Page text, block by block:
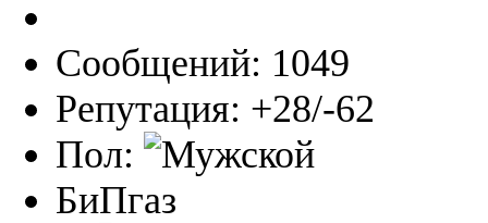
Сообщений: 1049
Репутация: +28/-62
Пол:
БиПгаз